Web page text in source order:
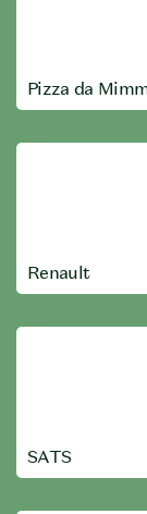
Pizza da
Renault
SATS